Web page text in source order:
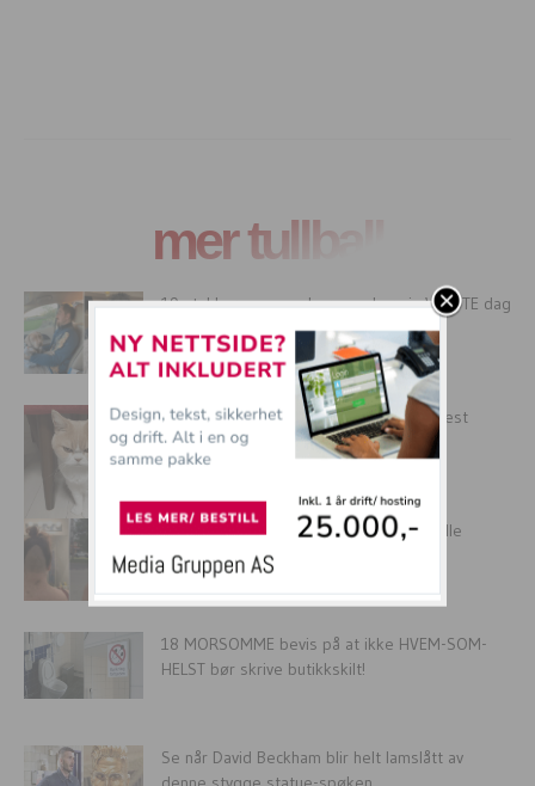
mer tullball
19 stakkars mennesker som har sin VERSTE dag
Dette er Koyuki, verdens sureste og mest
misfornøyde katt!
17 av tidenes verste frisyrer. Dette er ille
18 MORSOMME bevis på at ikke HVEM-SOM-
HELST bør skrive butikkskilt!
Se når David Beckham blir helt lamslått av